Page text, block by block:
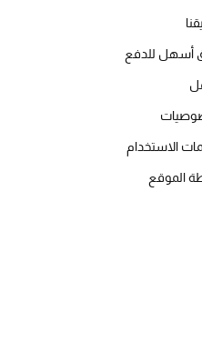
أسهل للدفع
الاستخدام
الموقع